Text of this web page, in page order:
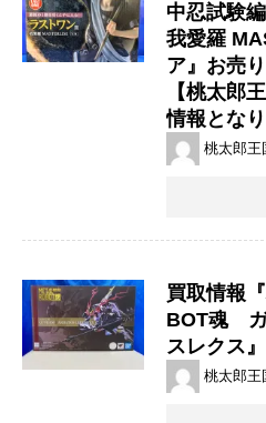
中忍試験
我愛羅
ア』お売
【桃太郎
情報となり
桃太郎王
買取情報
BOT魂 ガ
スレクス』
桃太郎王